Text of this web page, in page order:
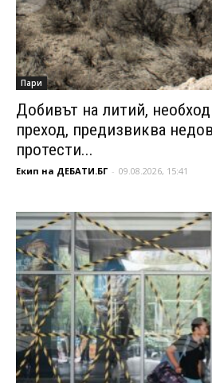
Пари
Добивът на литий,
преход, предизвиква
протести...
Екип на ДЕБАТИ.БГ - 09.08.2026, 15:41